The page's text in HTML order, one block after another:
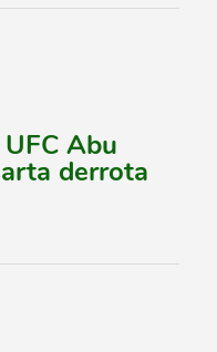
Abu
derrota